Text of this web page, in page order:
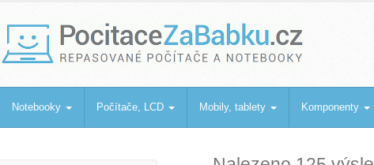
PocitaceZaBabku.cz
Repasované počítače a notebooky
Notebooky Počítače, LCD Mobily, tablety Komponenty